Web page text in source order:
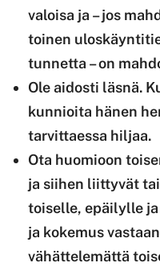
valoisa ja – jos
toinen
tunnetta – on
Ole aidosti läsnä.
kunnioita hänen
tarvittaessa hiljaa.
Ota huomioon
ja siihen liittyvät
toiselle, epäilylle
ja kokemus
vähättelemättä